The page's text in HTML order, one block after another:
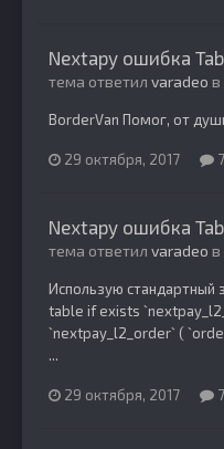
Nextapy ошибка
тема ответил varadeo в
BorderVan Помог, от
29 октября, 2017
Nextapy ошибка
тема ответил varadeo в
Использую стандартный
table if exists
`nextpay_l2_order` (
...
29 октября, 2017